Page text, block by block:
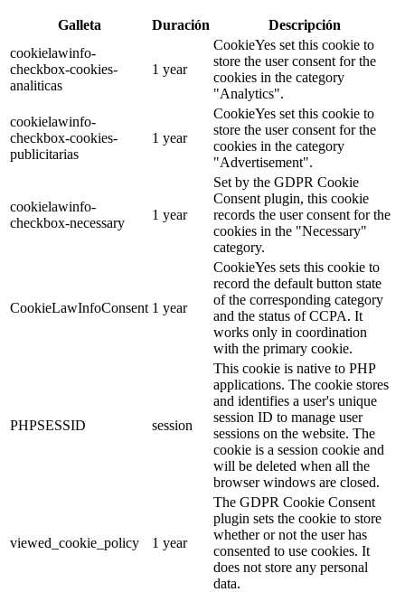
Galleta Duración
Descripción
cookielawinfo-
checkbox-cookies-
analiticas
1 year
CookieYes set this cookie to
store the user consent for the
cookies in the category
"Analytics".
cookielawinfo-
checkbox-cookies-
publicitarias
1 year
CookieYes set this cookie to
store the user consent for the
cookies in the category
"Advertisement".
cookielawinfo-
checkbox-necessary
1 year
Set by the GDPR Cookie
Consent plugin, this cookie
records the user consent for the
cookies in the "Necessary"
category.
CookieLawInfoConsent 1 year
CookieYes sets this cookie to
record the default button state
of the corresponding category
and the status of CCPA. It
works only in coordination
with the primary cookie.
PHPSESSID session
This cookie is native to PHP
applications. The cookie stores
and identifies a user's unique
session ID to manage user
sessions on the website. The
cookie is a session cookie and
will be deleted when all the
browser windows are closed.
viewed_cookie_policy 1 year
The GDPR Cookie Consent
plugin sets the cookie to store
whether or not the user has
consented to use cookies. It
does not store any personal
data.